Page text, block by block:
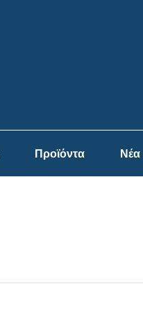
Προϊόντα Νέα